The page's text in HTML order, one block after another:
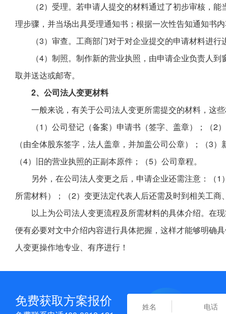
（2）受理。若申请人提交的材料通过了初步审核，
理步骤，并当场出具受理通知书；根据一次性告知通知书
（3）审查。工商部门对于对企业提交的申请材料进
（4）制照。制作新的营业执照，由申请企业负责人
取并送达或邮寄。
2、公司法人变更材料
一般来说，有关于公司法人变更所需提交的材料，这
（1）公司登记（备案）申请书（签字、盖章）；（
（由全体股东签字，法人盖章，并加盖公司公章）；（3
（4）旧的营业执照的正副本原件；（5）公司章程。
另外，在公司法人变更之后，申请企业还需注意：（
所需材料）；（2）变更法定代表人后还需及时到相关工商
以上为公司法人变更流程及所需材料的具体介绍。在
便有必要对文中介绍内容进行具体把握，这样才能够明确
人变更操作地专业、有序进行！
免费获取方案报价